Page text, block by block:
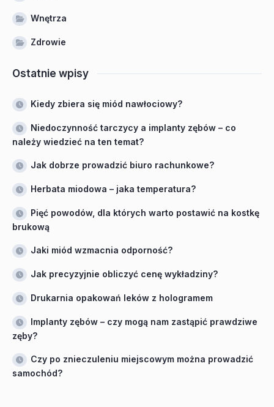
Wnętrza
Zdrowie
Ostatnie wpisy
Kiedy zbiera się miód nawłociowy?
Niedoczynność tarczycy a implanty zębów – co
należy wiedzieć na ten temat?
Jak dobrze prowadzić biuro rachunkowe?
Herbata miodowa – jaka temperatura?
Pięć powodów, dla których warto postawić na kostkę
brukową
Jaki miód wzmacnia odporność?
Jak precyzyjnie obliczyć cenę wykładziny?
Drukarnia opakowań leków z hologramem
Implanty zębów – czy mogą nam zastąpić prawdziwe
zęby?
Czy po znieczuleniu miejscowym można prowadzić
samochód?